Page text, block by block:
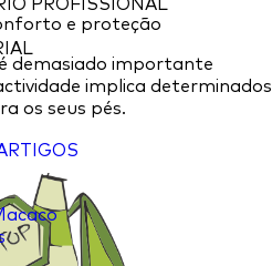
PROFISSIONAL
e proteção
demasiado importante
implica determinados
os seus pés.